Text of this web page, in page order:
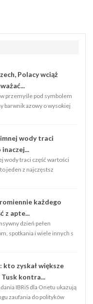
Polacy wciąż
przemyśle pod symbolem
barwnik azowy o wysokiej
wody traci
wody traci część wartości
jeden z najczęstsz
każdego
z apte...
dzień pełen
spotkania i wiele innych s
kto zyskał większe
kontra...
IBRiS dla Onetu ukazują
zaufania do polityków